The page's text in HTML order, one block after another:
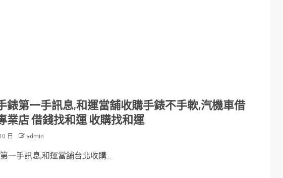
錶第一手訊息,和運當舖收購手錶不手軟,汽機車借
業店 借錢找和運 收購找和運
日 admin
一手訊息,和運當舖台北收購...